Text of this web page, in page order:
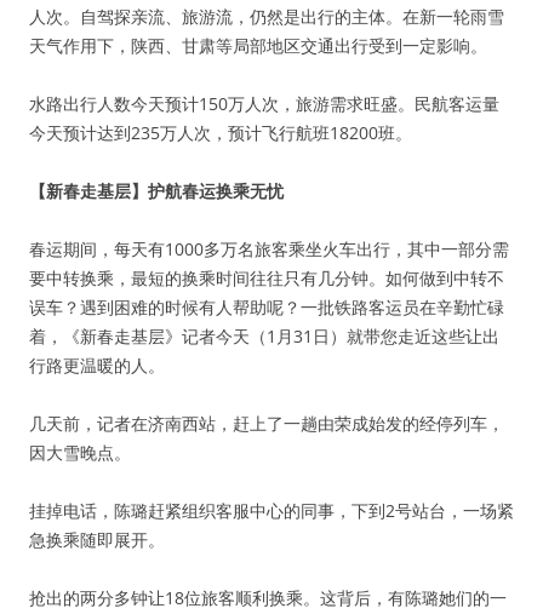
人次。自驾探亲流、旅游流，仍然是出行的主体。在新一轮雨雪
天气作用下，陕西、甘肃等局部地区交通出行受到一定影响。
水路出行人数今天预计150万人次，旅游需求旺盛。民航客运量
今天预计达到235万人次，预计飞行航班18200班。
【新春走基层】护航春运换乘无忧
春运期间，每天有1000多万名旅客乘坐火车出行，其中一部分需
要中转换乘，最短的换乘时间往往只有几分钟。如何做到中转不
误车？遇到困难的时候有人帮助呢？一批铁路客运员在辛勤忙碌
着，《新春走基层》记者今天（1月31日）就带您走近这些让出
行路更温暖的人。
几天前，记者在济南西站，赶上了一趟由荣成始发的经停列车，
因大雪晚点。
挂掉电话，陈璐赶紧组织客服中心的同事，下到2号站台，一场紧
急换乘随即展开。
抢出的两分多钟让18位旅客顺利换乘。这背后，有陈璐她们的一